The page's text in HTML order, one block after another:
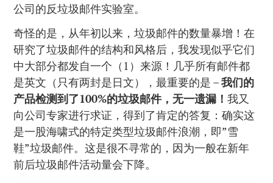
公司的反垃圾邮件实验室。
奇怪的是，从年初以来，垃圾邮件的数量暴增！在
研究了垃圾邮件的结构和风格后，我发现似乎它们
中大部分都发自一个（1）来源！几乎所有邮件都
是英文（只有两封是日文），最重要的是 –我们的
产品检测到了100%的垃圾邮件，无一遗漏！我又
向公司专家进行求证，得到了肯定的答复：确实这
是一股海啸式的特定类型垃圾邮件浪潮，即”雪
鞋”垃圾邮件。这是很不寻常的，因为一般在新年
前后垃圾邮件活动量会下降。